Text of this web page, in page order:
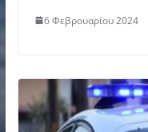
6 Φεβρουαρίου 2024